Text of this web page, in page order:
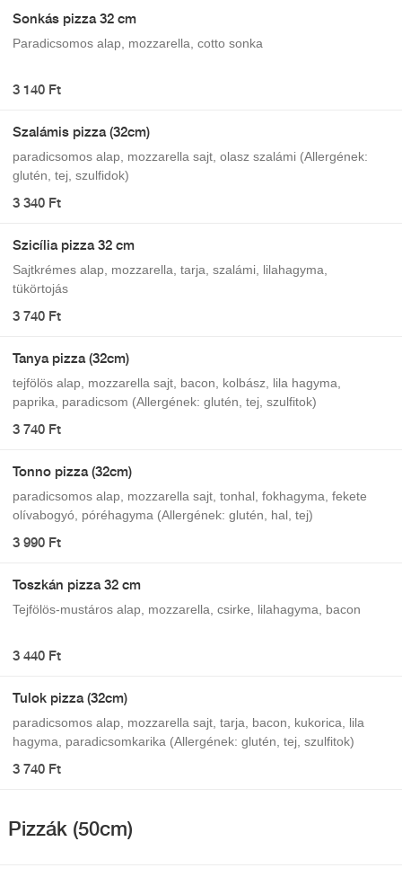
Sonkás pizza 32 cm
Paradicsomos alap, mozzarella, cotto sonka
3 140 Ft
Szalámis pizza (32cm)
paradicsomos alap, mozzarella sajt, olasz szalámi (Allergének:
glutén, tej, szulfidok)
3 340 Ft
Szicília pizza 32 cm
Sajtkrémes alap, mozzarella, tarja, szalámi, lilahagyma,
tükörtojás
3 740 Ft
Tanya pizza (32cm)
tejfölös alap, mozzarella sajt, bacon, kolbász, lila hagyma,
paprika, paradicsom (Allergének: glutén, tej, szulfitok)
3 740 Ft
Tonno pizza (32cm)
paradicsomos alap, mozzarella sajt, tonhal, fokhagyma, fekete
olívabogyó, póréhagyma (Allergének: glutén, hal, tej)
3 990 Ft
Toszkán pizza 32 cm
Tejfölös-mustáros alap, mozzarella, csirke, lilahagyma, bacon
3 440 Ft
Tulok pizza (32cm)
paradicsomos alap, mozzarella sajt, tarja, bacon, kukorica, lila
hagyma, paradicsomkarika (Allergének: glutén, tej, szulfitok)
3 740 Ft
Pizzák (50cm)